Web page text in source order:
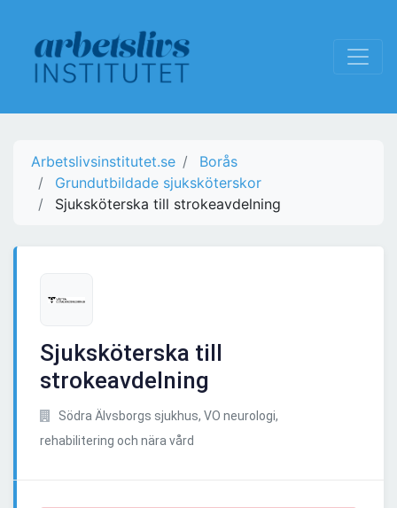
Arbetslivsinstitutet.se
Borås
Grundutbildade sjuksköterskor
Sjuksköterska till strokeavdelning
Sjuksköterska till
strokeavdelning
Södra Älvsborgs sjukhus, VO neurologi,
rehabilitering och nära vård